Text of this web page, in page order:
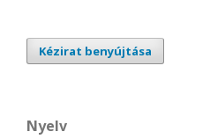
Kézirat benyújtása
Nyelv